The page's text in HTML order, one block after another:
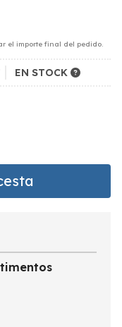
el importe final del pedido.
EN STOCK